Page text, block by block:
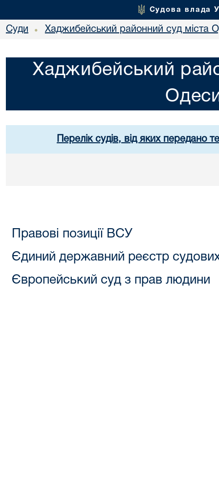
Судова влада
Суди • Хаджибейський районний суд міста
Хаджибейський
Перелік судів, від яких передано
Правові позиції ВСУ
Єдиний державний реєстр
Європейський суд з прав людини